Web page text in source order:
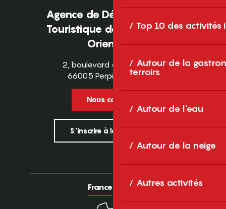
Top 10 des activités
Autour de la
terroirs
Autour de l'eau
Autour de la neige
Autres activités
Agence de Développement
Touristique des Pyrénées-
Orientales
2, boulevard des Pyrénées
66005 Perpignan Cedex
Nous contacter
S'inscrire à la newsletter
France Europe